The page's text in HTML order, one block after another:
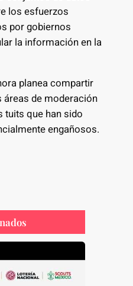
los esfuerzos
por gobiernos
la información en la
planea compartir
de moderación
tuits que han sido
engañosos.